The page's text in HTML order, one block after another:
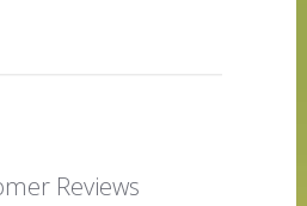
Reviews